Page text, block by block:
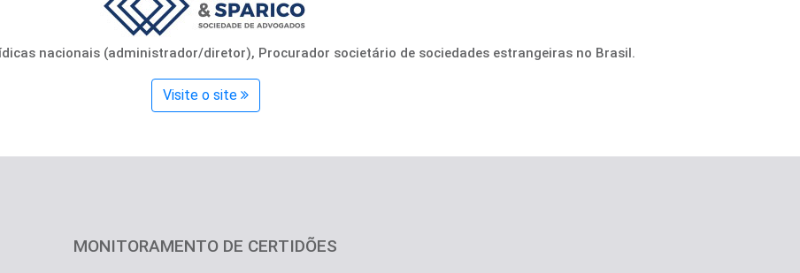
nacionais (administrador/diretor), Procurador societário de sociedades estrangeiras no Brasil.
Visite o site
MONITORAMENTO DE CERTIDÕES